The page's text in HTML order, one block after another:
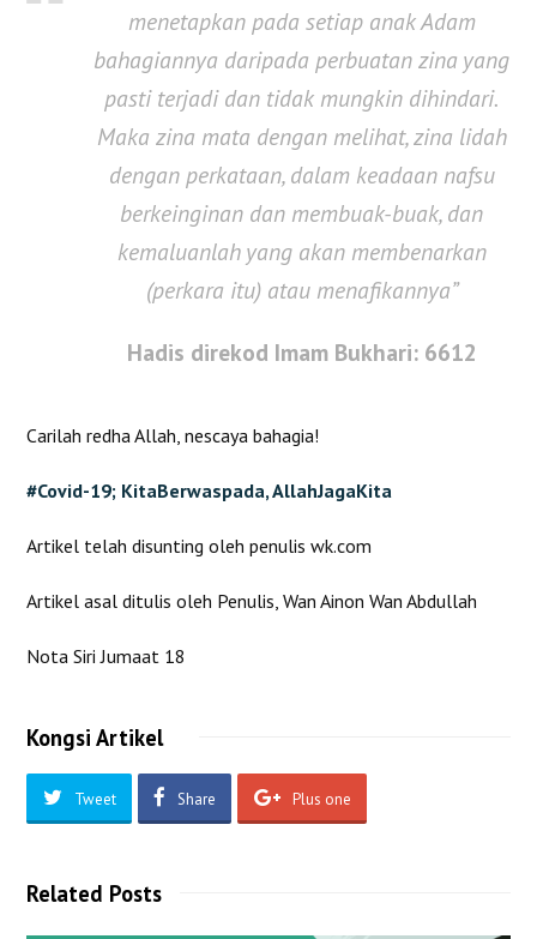
menetapkan pada setiap anak Adam
bahagiannya daripada perbuatan zina yang
pasti terjadi dan tidak mungkin dihindari.
Maka zina mata dengan melihat, zina lidah
dengan perkataan, dalam keadaan nafsu
berkeinginan dan membuak-buak, dan
kemaluanlah yang akan membenarkan
(perkara itu) atau menafikannya”
Hadis direkod Imam Bukhari: 6612
Carilah redha Allah, nescaya bahagia!
#Covid-19; KitaBerwaspada, AllahJagaKita
Artikel telah disunting oleh penulis wk.com
Artikel asal ditulis oleh Penulis, Wan Ainon Wan Abdullah
Nota Siri Jumaat 18
Kongsi Artikel
Tweet Share Plus one
Related Posts